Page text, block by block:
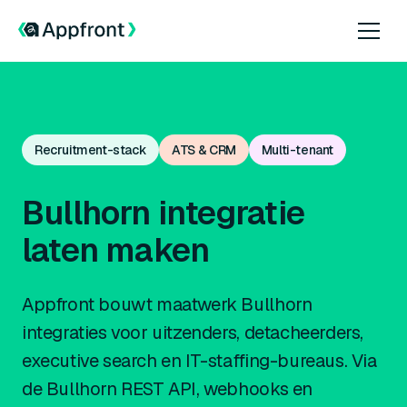
Recruitment-stack ATS & CRM Multi-tenant
Bullhorn integratie
laten maken
Appfront bouwt maatwerk Bullhorn
integraties voor uitzenders, detacheerders,
executive search en IT-staffing-bureaus. Via
de Bullhorn REST API, webhooks en